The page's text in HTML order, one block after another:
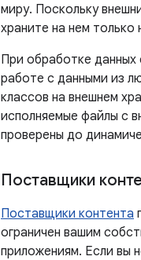
миру. Поскольку
храните на нем
При обработке данных
работе с данными из
классов на внешнем
исполняемые файлы с
проверены до
Поставщики
Поставщики контента
ограничен вашим
приложениям. Если вы